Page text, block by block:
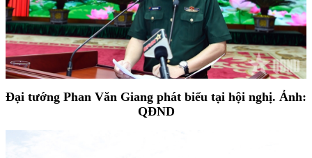
Đại tướng Phan Văn Giang phát biểu tại hội nghị. Ảnh:
QĐND